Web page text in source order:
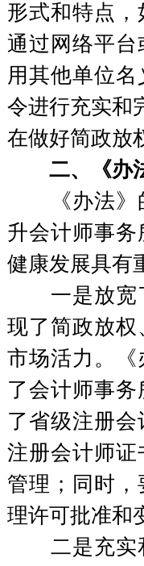
形式和特点
通过网络平
用其他单位
令进行充实和
在做好简政放
二、《办
《办法
升会计师事
健康发展具有
一是放宽
现了简政放
市场活力。
了会计师事
了省级注册
注册会计师
管理；同时
理许可批准和
二是充实